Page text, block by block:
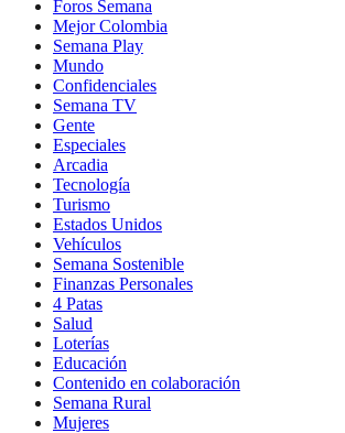
Foros Semana
Mejor Colombia
Semana Play
Mundo
Confidenciales
Semana TV
Gente
Especiales
Arcadia
Tecnología
Turismo
Estados Unidos
Vehículos
Semana Sostenible
Finanzas Personales
4 Patas
Salud
Loterías
Educación
Contenido en colaboración
Semana Rural
Mujeres